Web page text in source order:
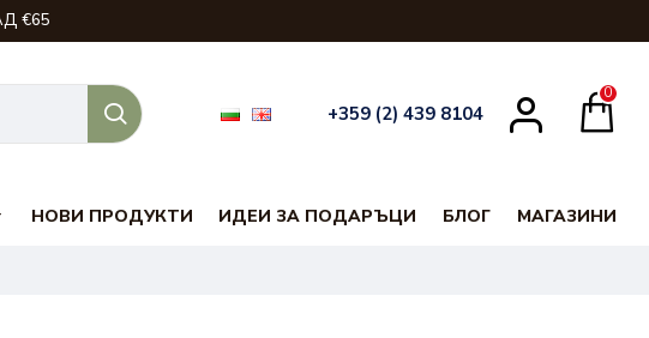
€65
+359 (2) 439 8104
0
НОВИ ПРОДУКТИ ИДЕИ ЗА ПОДАРЪЦИ БЛОГ МАГАЗИНИ